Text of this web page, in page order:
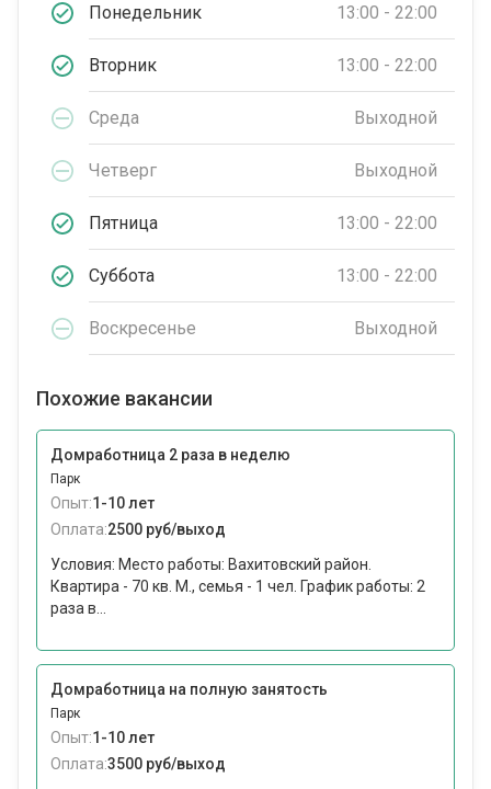
Понедельник 13:00 - 22:00
Вторник 13:00 - 22:00
Среда Выходной
Четверг Выходной
Пятница 13:00 - 22:00
Суббота 13:00 - 22:00
Воскресенье Выходной
Похожие вакансии
Домработница 2 раза в неделю
Парк
Опыт:1-10 лет
Оплата:2500 руб/выход
Условия: Место работы: Вахитовский район.
Квартира - 70 кв. М., семья - 1 чел. График работы: 2
раза в...
Домработница на полную занятость
Парк
Опыт:1-10 лет
Оплата:3500 руб/выход